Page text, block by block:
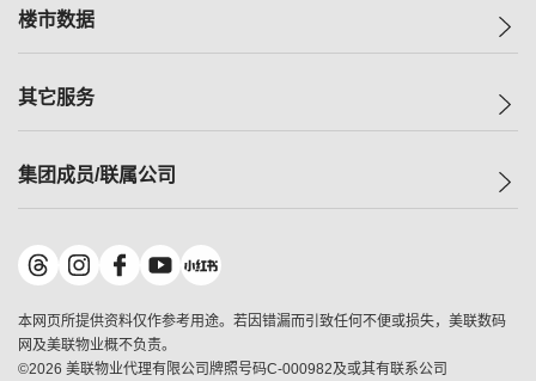
减价
美联豪宅
独家楼盘
租房
自助放盘
查询热线
按揭计算机
负担能力计算机
转按计算机
缴款方式
楼市数据
指数
历史成交
小区成交排行榜
地区百科
其它服务
小区专页
美联精英会
美善会
地产经纪人管理协会
集团成员/联属公司
美联物业
鋑联控股*
美联工商铺*
美联中国
本网页所提供资料仅作参考用途。若因错漏而引致任何不便或损失，美联数码
网及美联物业概不负责。
©2026 美联物业代理有限公司牌照号码C-000982及或其有联系公司